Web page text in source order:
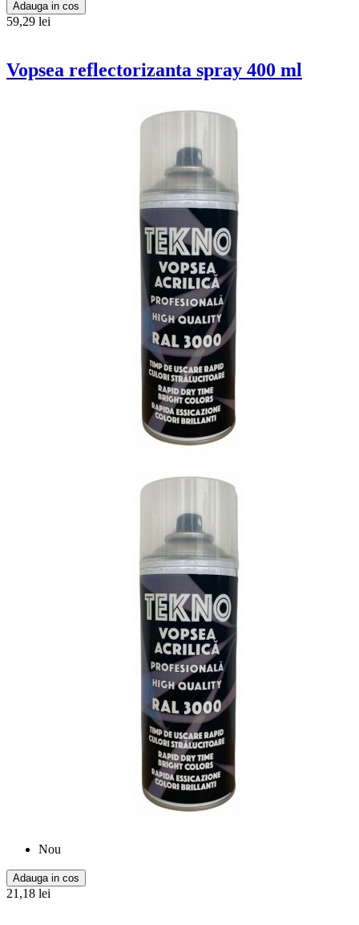
Adauga in cos
59,29 lei
Vopsea reflectorizanta spray 400 ml
Nou
Adauga in cos
21,18 lei